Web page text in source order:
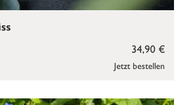
Jetzt bestellen
34,90 €